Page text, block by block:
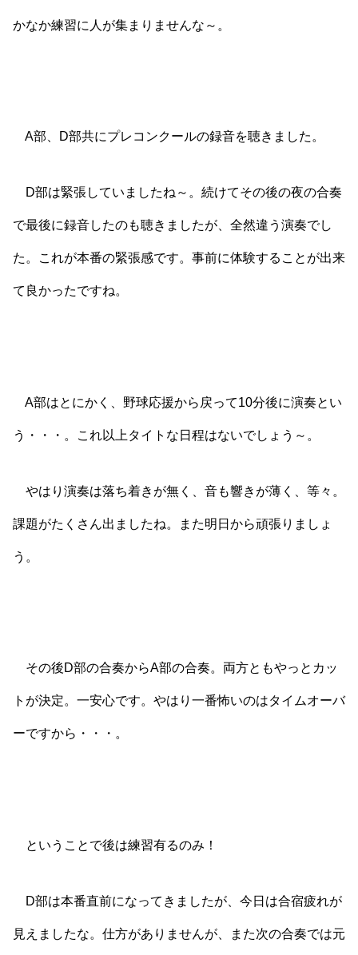
かなか練習に人が集まりませんな～。
A部、D部共にプレコンクールの録音を聴きました。
D部は緊張していましたね～。続けてその後の夜の合奏
で最後に録音したのも聴きましたが、全然違う演奏でし
た。これが本番の緊張感です。事前に体験することが出来
て良かったですね。
A部はとにかく、野球応援から戻って10分後に演奏とい
う・・・。これ以上タイトな日程はないでしょう～。
やはり演奏は落ち着きが無く、音も響きが薄く、等々。
課題がたくさん出ましたね。また明日から頑張りましょ
う。
その後D部の合奏からA部の合奏。両方ともやっとカッ
トが決定。一安心です。やはり一番怖いのはタイムオーバ
ーですから・・・。
ということで後は練習有るのみ！
D部は本番直前になってきましたが、今日は合宿疲れが
見えましたな。仕方がありませんが、また次の合奏では元